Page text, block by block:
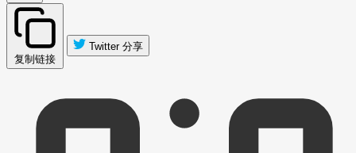
复制链接
Twitter 分享